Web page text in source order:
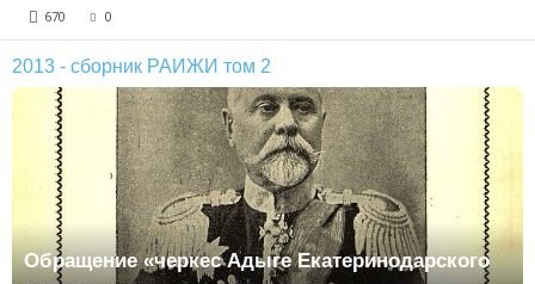
670 0
2013 - сборник РАИЖИ том 2
Обращение «черкес Адыге Екатеринодарского